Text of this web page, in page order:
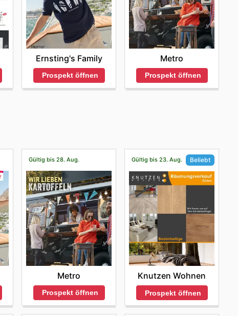
Ernsting's Family
Prospekt öffnen
Metro
Prospekt öffnen
Gültig bis 28. Aug.
Metro
Prospekt öffnen
Gültig bis 23. Aug. Beliebt
Knutzen Wohnen
Prospekt öffnen